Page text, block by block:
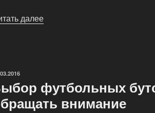
далее
футбольных
внимание